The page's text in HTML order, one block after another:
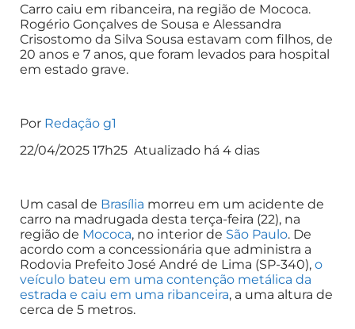
Carro caiu em ribanceira, na região de Mococa.
Rogério Gonçalves de Sousa e Alessandra
Crisostomo da Silva Sousa estavam com filhos, de
20 anos e 7 anos, que foram levados para hospital
em estado grave.
Por Redação g1
22/04/2025 17h25 Atualizado há 4 dias
Um casal de Brasília morreu em um acidente de
carro na madrugada desta terça-feira (22), na
região de Mococa, no interior de São Paulo. De
acordo com a concessionária que administra a
Rodovia Prefeito José André de Lima (SP-340), o
veículo bateu em uma contenção metálica da
estrada e caiu em uma ribanceira, a uma altura de
cerca de 5 metros.